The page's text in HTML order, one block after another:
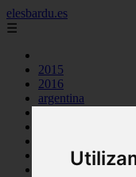
elesbardu.es
☰
2015
2016
argentina
cocina casera
comidas